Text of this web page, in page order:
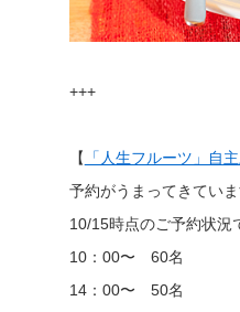
+++
【 「人生フルーツ」自
予約がうまってきていま
10/15時点のご予約状況
10：00〜 60名
14：00〜 50名